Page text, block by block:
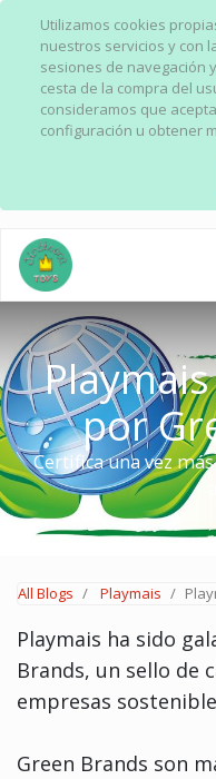
Utilizamos cookies
nuestros servicios y con
sesiones de navegación
cesta de la compra del
consideramos que
configuración u obtener
por
Certifica una vez
All Blogs Playmais
Playmais ha sido
Brands, un sello de
empresas
Green Brands son